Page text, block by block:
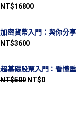
NT$16800
加密貨幣入門：與你分
NT$3600
超基礎股票入門：看懂
NT$500 NT$0